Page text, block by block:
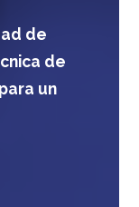
de
de
un